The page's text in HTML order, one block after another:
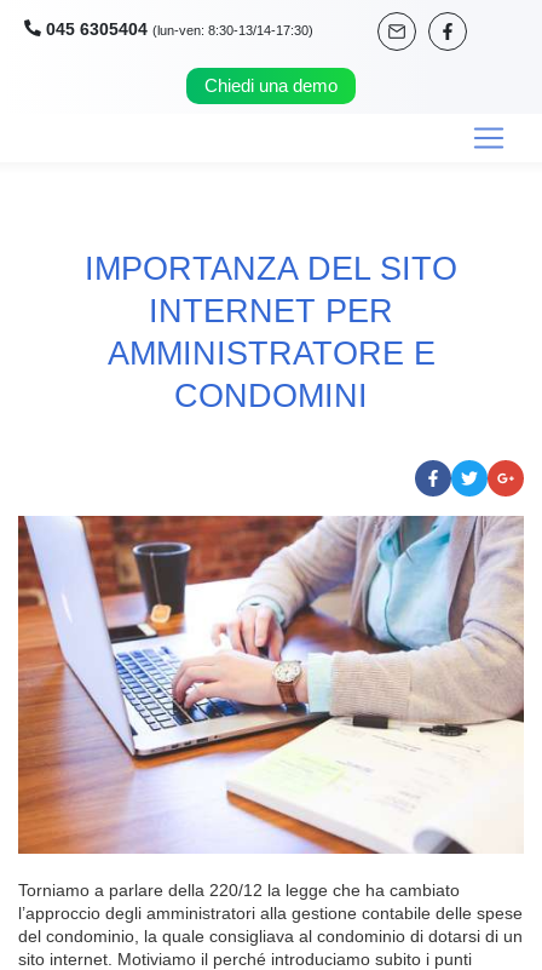
Chiedi una demo
045 6305404 (lun-ven: 8:30-13/14-17:30)
IMPORTANZA DEL SITO
INTERNET PER
AMMINISTRATORE E
CONDOMINI
Torniamo a parlare della 220/12 la legge che ha cambiato
l’approccio degli amministratori alla gestione contabile delle spese
del condominio, la quale consigliava al condominio di dotarsi di un
sito internet. Motiviamo il perché introduciamo subito i punti